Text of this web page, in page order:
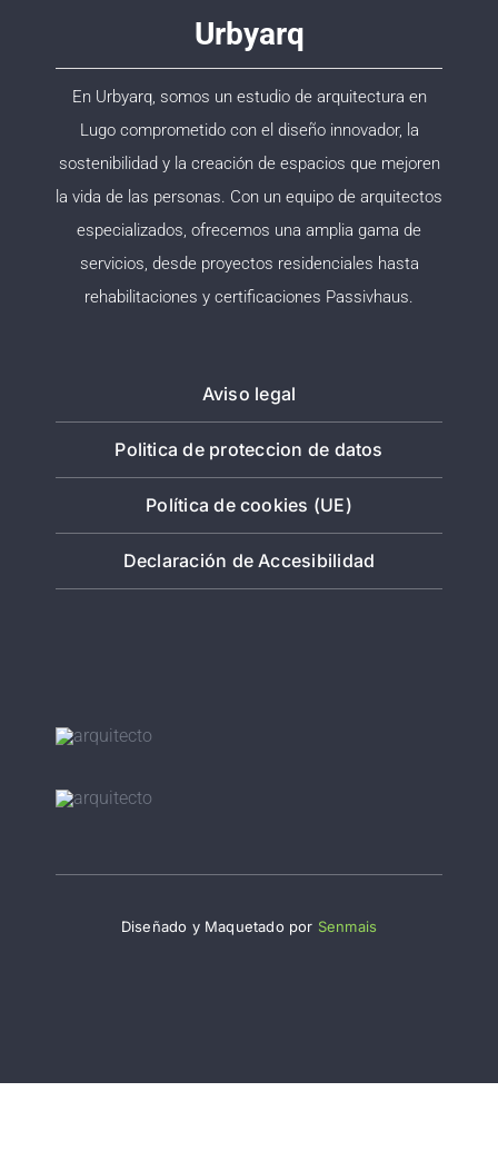
Urbyarq
En Urbyarq, somos un estudio de arquitectura en
Lugo comprometido con el diseño innovador, la
sostenibilidad y la creación de espacios que mejoren
la vida de las personas. Con un equipo de arquitectos
especializados, ofrecemos una amplia gama de
servicios, desde proyectos residenciales hasta
rehabilitaciones y certificaciones Passivhaus.
Aviso legal
Politica de proteccion de datos
Política de cookies (UE)
Declaración de Accesibilidad
Diseñado y Maquetado por Senmais